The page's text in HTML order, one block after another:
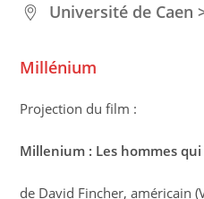
Université de Caen
Millénium
Projection du film :
Millenium : Les hommes
de David Fincher, américain